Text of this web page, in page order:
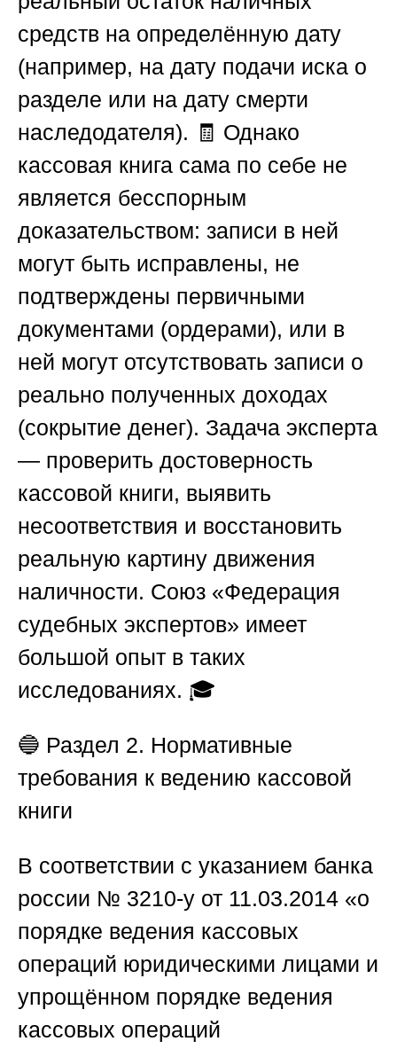
средств на определённую дату
(например, на дату подачи иска о
разделе или на дату смерти
наследодателя). 🧾 Однако
кассовая книга сама по себе не
является бесспорным
доказательством: записи в ней
могут быть исправлены, не
подтверждены первичными
документами (ордерами), или в
ней могут отсутствовать записи о
реально полученных доходах
(сокрытие денег). Задача эксперта
— проверить достоверность
кассовой книги, выявить
несоответствия и восстановить
реальную картину движения
наличности. Союз «Федерация
судебных экспертов» имеет
большой опыт в таких
исследованиях. 🎓
🔵 Раздел 2. Нормативные
требования к ведению кассовой
книги
В соответствии с указанием банка
россии № 3210-у от 11.03.2014 «о
порядке ведения кассовых
операций юридическими лицами и
упрощённом порядке ведения
кассовых операций